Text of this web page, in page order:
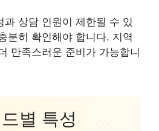
과 상담 인원이 제한될 수 있
분히 확인해야 합니다. 지역
만족스러운 준비가 가능합니
별 특성